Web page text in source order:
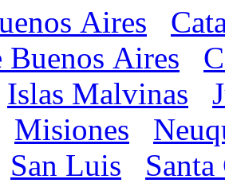
Aires
Buenos Aires
Islas Malvinas
Misiones
San Luis